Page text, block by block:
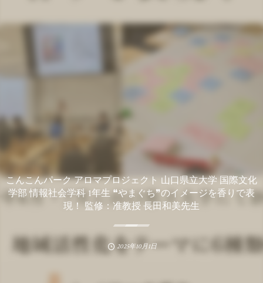
こんこんパーク アロマプロジェクト 山口県立大学 国際文化
学部 情報社会学科 1年生 ❝やまぐち❞のイメージを香りで表
現！ 監修：准教授 長田和美先生
2025年10月1日